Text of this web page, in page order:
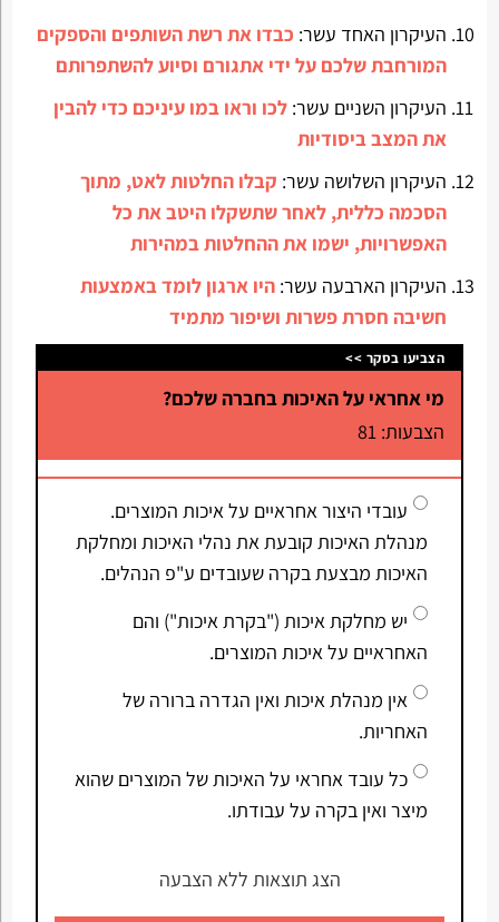
העיקרון האחד עשר: כבדו את רשת השותפים והספקים
המורחבת שלכם על ידי אתגורם וסיוע להשתפרותם
העיקרון השניים עשר: לכו וראו במו עיניכם כדי להבין
את המצב ביסודיות
העיקרון השלושה עשר: קבלו החלטות לאט, מתוך
הסכמה כללית, לאחר שתשקלו היטב את כל
האפשרויות, ישמו את ההחלטות במהירות
העיקרון הארבעה עשר: היו ארגון לומד באמצעות
חשיבה חסרת פשרות ושיפור מתמיד
הצביעו בסקר >>
מי אחראי על האיכות בחברה שלכם?
הצבעות: 81
עובדי היצור אחראיים על איכות המוצרים.
מנהלת האיכות קובעת את נהלי האיכות ומחלקת
האיכות מבצעת בקרה שעובדים ע"פ הנהלים.
יש מחלקת איכות ("בקרת איכות") והם
האחראיים על איכות המוצרים.
אין מנהלת איכות ואין הגדרה ברורה של
האחריות.
כל עובד אחראי על האיכות של המוצרים שהוא
מיצר ואין בקרה על עבודתו.
הצג תוצאות ללא הצבעה